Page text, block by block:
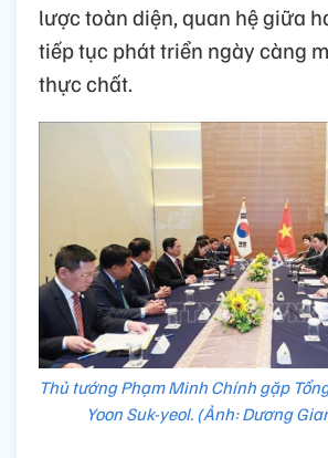
lược toàn diện, quan hệ giữa
tiếp tục phát triển ngày càng
thực chất.
Thủ tướng Phạm Minh Chính gặp
Yoon Suk-yeol. (Ảnh: Dương